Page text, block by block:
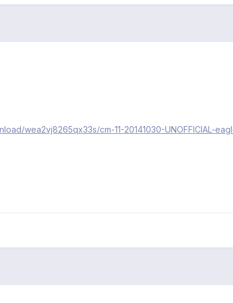
wea2vj8265qx33s/cm-11-20141030-UNOFFICIAL-